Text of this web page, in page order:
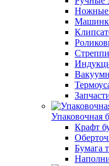
Ножные
Упаковочная
Крафт
Бумага